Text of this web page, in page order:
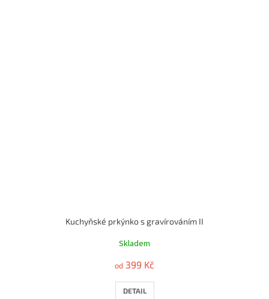
Kuchyňské prkýnko s gravírováním II
Skladem
od 399 Kč
DETAIL